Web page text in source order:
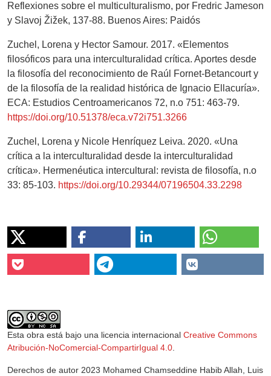
Reflexiones sobre el multiculturalismo, por Fredric Jameson
y Slavoj Žižek, 137-88. Buenos Aires: Paidós
Zuchel, Lorena y Hector Samour. 2017. «Elementos
filosóficos para una interculturalidad crítica. Aportes desde
la filosofía del reconocimiento de Raúl Fornet-Betancourt y
de la filosofía de la realidad histórica de Ignacio Ellacuría».
ECA: Estudios Centroamericanos 72, n.o 751: 463-79.
https://doi.org/10.51378/eca.v72i751.3266
Zuchel, Lorena y Nicole Henríquez Leiva. 2020. «Una
crítica a la interculturalidad desde la interculturalidad
crítica». Hermenéutica intercultural: revista de filosofía, n.o
33: 85-103. https://doi.org/10.29344/07196504.33.2298
Esta obra está bajo una licencia internacional Creative Commons
Atribución-NoComercial-CompartirIgual 4.0.
Derechos de autor 2023 Mohamed Chamseddine Habib Allah, Luis